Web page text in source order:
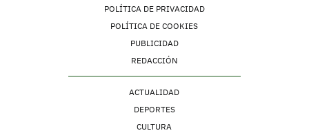
POLÍTICA DE PRIVACIDAD
POLÍTICA DE COOKIES
PUBLICIDAD
REDACCIÓN
ACTUALIDAD
DEPORTES
CULTURA